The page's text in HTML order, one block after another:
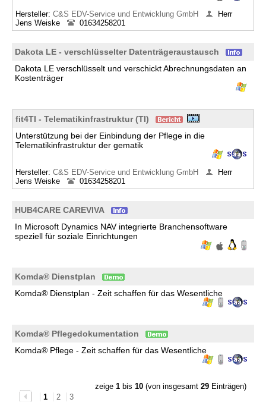
Hersteller: C&S EDV-Service und Entwicklung GmbH
Herr
Jens Weiske
01634258201
Dakota LE - verschlüsselter Datenträgeraustausch
Dakota LE verschlüsselt und verschickt Abrechnungsdaten an
Kostenträger
fit4TI - Telematikinfrastruktur (TI)
Unterstützung bei der Einbindung der Pflege in die
Telematikinfrastruktur der gematik
Hersteller: C&S EDV-Service und Entwicklung GmbH
Herr
Jens Weiske
01634258201
HUB4CARE CAREVIVA
In Microsoft Dynamics NAV integrierte Branchensoftware
speziell für soziale Einrichtungen
Komda® Dienstplan
Komda® Dienstplan - Zeit schaffen für das Wesentliche
Komda® Pflegedokumentation
Komda® Pflege - Zeit schaffen für das Wesentliche
zeige 1bis 10(von insgesamt 29Einträgen)
1
2 3